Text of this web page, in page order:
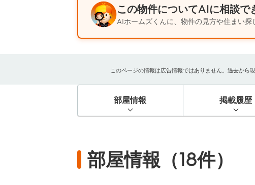
この物件についてAIに相談で
AIホームズくんに、物件の見方や住まい探
このページの情報は広告情報ではありません。過去か
部屋情報 掲載履歴
部屋情報（18件）